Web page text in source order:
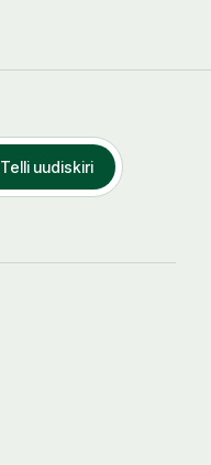
Telli uudiskiri